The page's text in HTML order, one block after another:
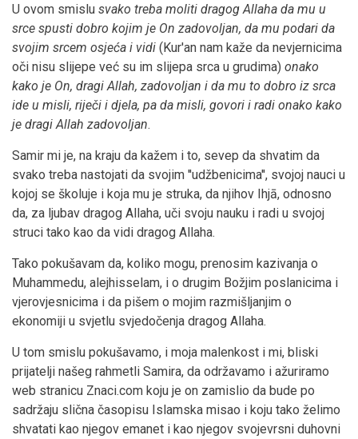
U ovom smislu svako treba moliti dragog Allaha da mu u
srce spusti dobro kojim je On zadovoljan, da mu podari da
svojim srcem osjeća i vidi (Kur'an nam kaže da nevjernicima
oči nisu slijepe već su im slijepa srca u grudima) onako
kako je On, dragi Allah, zadovoljan i da mu to dobro iz srca
ide u misli, riječi i djela, pa da misli, govori i radi onako kako
je dragi Allah zadovoljan.
Samir mi je, na kraju da kažem i to, sevep da shvatim da
svako treba nastojati da svojim ''udžbenicima'', svojoj nauci u
kojoj se školuje i koja mu je struka, da njihov Ihjā, odnosno
da, za ljubav dragog Allaha, uči svoju nauku i radi u svojoj
struci tako kao da vidi dragog Allaha.
Tako pokušavam da, koliko mogu, prenosim kazivanja o
Muhammedu, alejhisselam, i o drugim Božjim poslanicima i
vjerovjesnicima i da pišem o mojim razmišljanjim o
ekonomiji u svjetlu svjedočenja dragog Allaha.
U tom smislu pokušavamo, i moja malenkost i mi, bliski
prijatelji našeg rahmetli Samira, da održavamo i ažuriramo
web stranicu Znaci.com koju je on zamislio da bude po
sadržaju slična časopisu Islamska misao i koju tako želimo
shvatati kao njegov emanet i kao njegov svojevrsni duhovni